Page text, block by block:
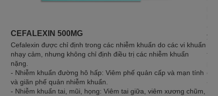
CEFALEXIN 500MG
Cefalexin được chỉ định trong các nhiễm khuẩn do các vi khuẩn
nhạy cảm, nhưng không chỉ định điều trị các nhiễm khuẩn
nặng.
- Nhiễm khuẩn đường hô hấp: Viêm phế quản cấp và mạn tính
và giãn phế quản nhiễm khuẩn.
- Nhiễm khuẩn tai, mũi, họng: Viêm tai giữa, viêm xương chũm,
-
ý:
-